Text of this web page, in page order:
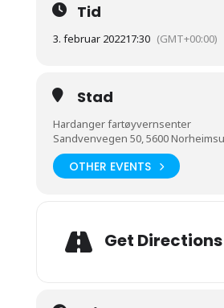
Tid
3. februar 202217:30 (GMT+00:00)
Stad
Hardanger fartøyvernsenter
Sandvenvegen 50, 5600
OTHER EVENTS
Get Directions